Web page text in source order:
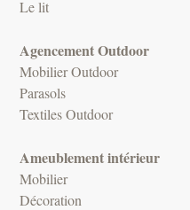
Le lit
Agencement Outdoor
Mobilier Outdoor
Parasols
Textiles Outdoor
Ameublement intérieur
Mobilier
Décoration